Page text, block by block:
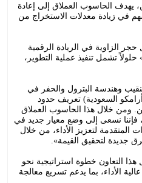
يهدف الحاسوب العملاق إلى إعادة
في زيادة معدلات الاستخراج من
عام 2027، ويُتوقع أن يُشكّل حجر الزاوية في الريادة الرقمية
تشمل تنفيذ عملية التطوير،
وهندسة البترول والحفر في
السعودية) تعريف حدود
ومن خلال هذا الحاسوب العملاق
فإننا نسعى إلى وضع معيار جديد في
المتقدمة لتعزيز الأداء، من خلال
جديدة لتحقيق القيمة».
التعاون خطوة استراتيجية نحو
الأداء، بما يدعم تسريع معالجة